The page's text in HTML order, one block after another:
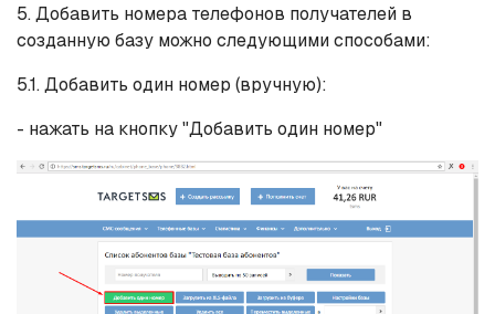
5. Добавить номера телефонов получателей в
созданную базу можно следующими способами:
5.1. Добавить один номер (вручную):
- нажать на кнопку "Добавить один номер"